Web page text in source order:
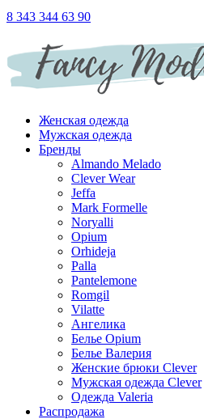
8 343 344 63 90
Женская одежда
Мужская одежда
Бренды
Almando Melado
Clever Wear
Jeffa
Mark Formelle
Noryalli
Opium
Orhideja
Palla
Pantelemone
Romgil
Vilatte
Ангелика
Белье Opium
Белье Валерия
Женские брюки Clever
Мужская одежда Clever
Одежда Valeria
Распродажа